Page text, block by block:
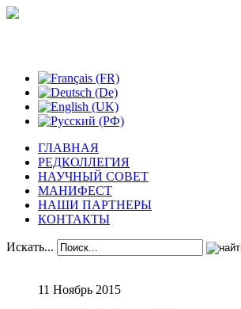
ГЛАВНАЯ
РЕДКОЛЛЕГИЯ
НАУЧНЫЙ СОВЕТ
МАНИФЕСТ
НАШИ ПАРТНЕРЫ
КОНТАКТЫ
Искать...
11 Ноябрь 2015